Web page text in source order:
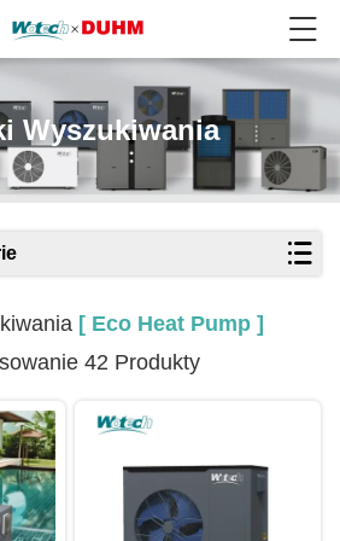
Wyszukiwania
[ Eco Heat Pump ]
42 Produkty